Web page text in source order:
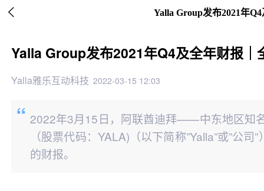
 Yalla Group发布2021年
Yalla Group发布2021年Q4及全年财报｜
Yalla雅乐互动科技 2022-03-15 12:03
2022年3月15日，阿联酋迪拜——中东地区知
（股票代码：YALA)（以下简称”Yalla”或”公
的财报。